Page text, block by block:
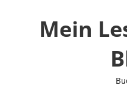
Mein